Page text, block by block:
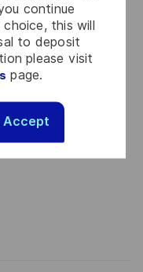
continue
this will
to deposit
please visit
page.
Accept
à des
de la défense
l'objet d'une
aux
1 et suivants du
SGDSN/PSE